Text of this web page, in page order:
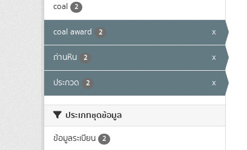
coal 2
coal award 2 x
ถ่านหิน 2 x
ประกวด 2 x
ประเภทชุดข้อมูล
ข้อมูลระเบียน 2